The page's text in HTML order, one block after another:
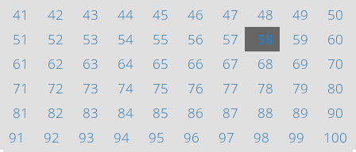
41
42 43 44 45 46 47 48 49
50
51
52 53 54 55 56 57 58 59
60
61
62 63 64 65 66 67 68 69
70
71
72 73 74 75 76 77 78 79
80
81
82 83 84 85 86 87 88 89
90
91
92 93 94 95 96 97 98 99
100